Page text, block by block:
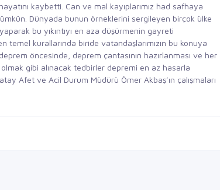
kaybetti. Can ve mal kayıplarımız had safhaya
Dünyada bunun örneklerini sergileyen birçok ülke
bu yıkıntıyı en aza düşürmenin gayreti
kurallarında biride vatandaşlarımızın bu konuya
öncesinde, deprem çantasının hazırlanması ve her
gibi alınacak tedbirler depremi en az hasarla
Afet ve Acil Durum Müdürü Ömer Akbaş’ın çalışmaları